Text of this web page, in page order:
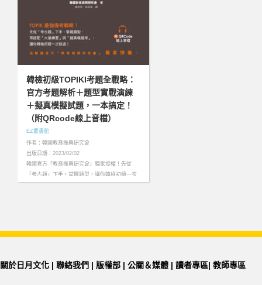
韓檢初級TOPIKI考題全戰略：
官方考題解析＋題型實戰演練
＋擬真模擬試題，一本搞定！
（附QRcode線上音檔）
EZ叢書館
作者：韓國教育振興研究會
出版日期：2023/02/02
韓國官方「教育振興研究會」獨家授權！先從
「考古題」下手，掌握題型，讓你韓檢初級一次
關於日月文化 | 聯絡我們 | 版權部 | 公關＆媒體 | 讀者專區| 教師專區